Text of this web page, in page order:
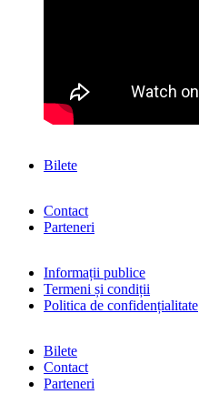
Bilete
Contact
Parteneri
Informații publice
Termeni și condiții
Politica de confidențialitate
Bilete
Contact
Parteneri